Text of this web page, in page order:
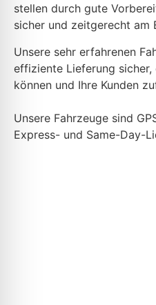
stellen durch gute
sicher und zeitgerecht am
Unsere sehr erfahrenen
effiziente Lieferung
können und Ihre Kunden
Unsere Fahrzeuge sind
Express- und Same-Day-